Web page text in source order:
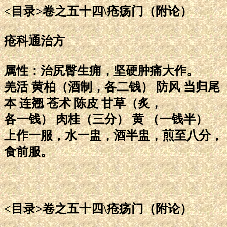
<目录>卷之五十四\疮疡门（附论）
疮科通治方
属性：治尻臀生痈，坚硬肿痛大作。
羌活 黄柏（酒制，各二钱） 防风 当归尾
本 连翘 苍术 陈皮 甘草（炙，
各一钱） 肉桂（三分） 黄 （一钱半）
上作一服，水一盅，酒半盅，煎至八分，
食前服。
<目录>卷之五十四\疮疡门（附论）